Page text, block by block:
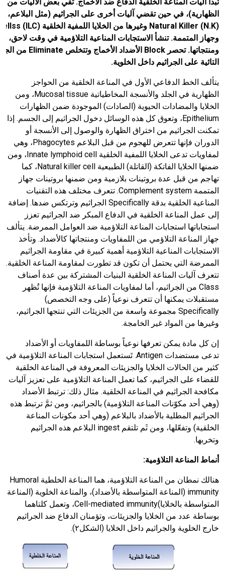
الظهارية)، في حين تقضي آليات أخرى على الجراثيم (مثل البلاعم،
Natural Killer (N.K) وغيرها من الخلايا اللمفية الخلقية
(ILC)
وجهاز المتممة. تنشأ الاستجابات المناعية التلاؤمية في وقت لاحق،
ومنتجاتها. تحصر Block الأضداد الأخماج وتتخلص Eliminate من
التائية على الجراثيم داخل الخلوية.
يتألف الخط الدفاعي الأول في المناعة الخلقية من الحواجز
الظهارية في الجلد والأنسجة المخاطياتية Mucosal tissue، ومن
الخلايا والمضادات الحيوية (الصادات) الموجودة ضمن الظهارات
Epithelium، وتعوق كل هذه الوسائل دخول الجراثيم إلى الجسم. إذا
تمكنت الجراثيم من اختراق الظهارة والوصول إلى الأنسجة أو
الدوران فإنها تتعرض للهجوم من قبل البلاعم Phagocytes، وهي
لمفاويات تدعى الخلايا اللمفية الخلقية Innate lymphoid cell، ومن
ضمنها الخلايا الفاتكة (القاتلة) الطبيعية Natural killer cell، كما
تهاجم من قبل عدة بروتينات بلازمية ومن ضمنها بروتينات جهاز
المتممة Complement system. تتعرف مختلف هذه التقنيات
المناعية الخلقية بدقة Specifically الجراثيم وترتكس ضدها. إضافة
إلى عمل المناعة الخلقية في الدفاع المبكر ضد الجراثيم تعزز
استجاباتها استجابات المناعة التلاؤمية ضد العوامل الممرضة. يتألف
جهاز المناعة التلاؤمي من اللمفاويات ومنتجاتها كالأضداد. وتأخذ
الاستجابات المناعية التلاؤمية أهمية كبيرة في مقاومة الجراثيم
الممرضة التي يحتمل أن تكون قد تطورت لمقاومة المناعة الخلقية.
تتعرف آليات المناعة الخلقية البنيات المشتركة بين عدة أصناف
Class من الجراثيم، أما لمفاويات المناعة التلاؤمية فإنها تُظهر
مستقبلات يمكنها أن تتعرف نوعياً (على وجه التخصص)
Specifically مجموعة واسعة من الجزيئات التي تنتجها الجراثيم،
وغيرها من المواد غير الخامجة.
إن كل مادة يمكن تعرفها نوعياً بوساطة اللمفاويات أو الأضداد
تدعى مستضدات Antigen. تَستعمل استجابات المناعة التلاؤمية في
كثير من الحالات الخلايا والجزيئات المعروفة في المناعة الخلقية
للقضاء على الجراثيم، كما تعمل المناعة التلاؤمية على تعزيز آليات
مكافحة الجراثيم في المناعة الخلقية. مثال ذلك: ترتبط الأضداد
(وهي أحد مكوّنات المناعة التلاؤمية) بالجراثيم، ومن ثمَّ ترتبط هذه
الجراثيم المطلية بالأضداد بالبلاعم (وهي أحد مكونات المناعة
الخلقية) وتفعّلها، ومن ثَم تلتقم ingest البلاعم هذه الجراثيم
وتخربها.
أنماط المناعة التلاؤمية:
هنالك نمطان من المناعة التلاؤمية، هما المناعة الخلطية Humoral
immunity (المناعة المتواسطة بالأضداد)، والمناعة الخلوية (المناعة
المتواسطة بالخلايا)Cell-mediated immunity، وتعمل كلتاهما
بوساطة عدد من الخلايا والجزيئات، وتؤمنان الدفاع ضد الجراثيم
خارج الخلوية والجراثيم داخل الخلايا (الشكل٢).